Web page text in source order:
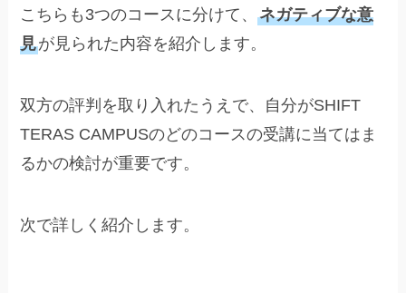
こちらも3つのコースに分けて、ネガティブな意
見が見られた内容を紹介します。
双方の評判を取り入れたうえで、自分がSHIFT
TERAS CAMPUSのどのコースの受講に当てはま
るかの検討が重要です。
次で詳しく紹介します。